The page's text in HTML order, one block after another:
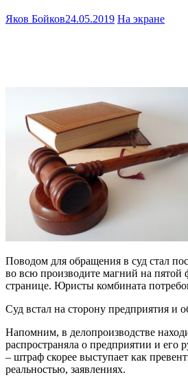
Яков Бойков24.05.2019 На экране
Поводом для обращения в суд стал
во всю производите магний на пятой
странице. Юристы комбината
Суд встал на сторону предприятия и
Напомним, в делопроизводстве
распространяла о предприятии и его
– штраф скорее выступает как
реальностью, заявлениях.